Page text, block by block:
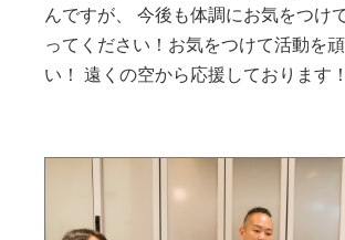
んですが、 今後も体調にお気をつけ
ってください！お気をつけて活動を
い！ 遠くの空から応援しております